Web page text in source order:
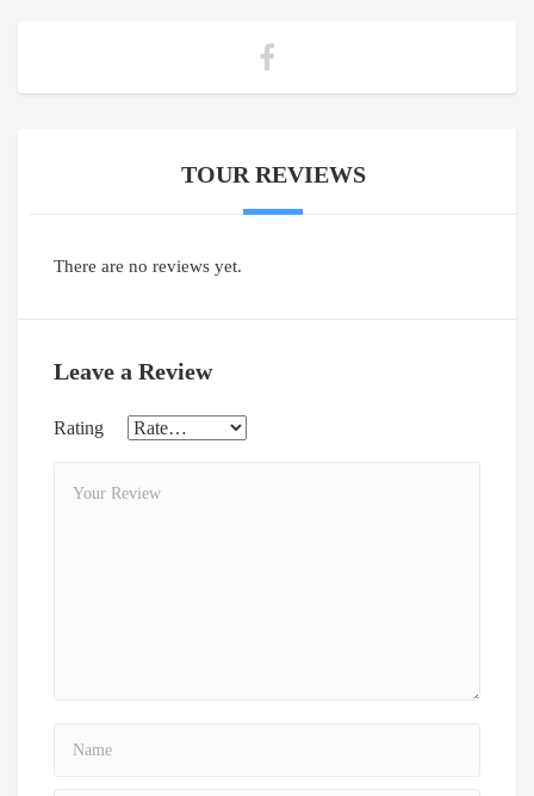
TOUR REVIEWS
There are no reviews yet.
Leave a Review
Rating